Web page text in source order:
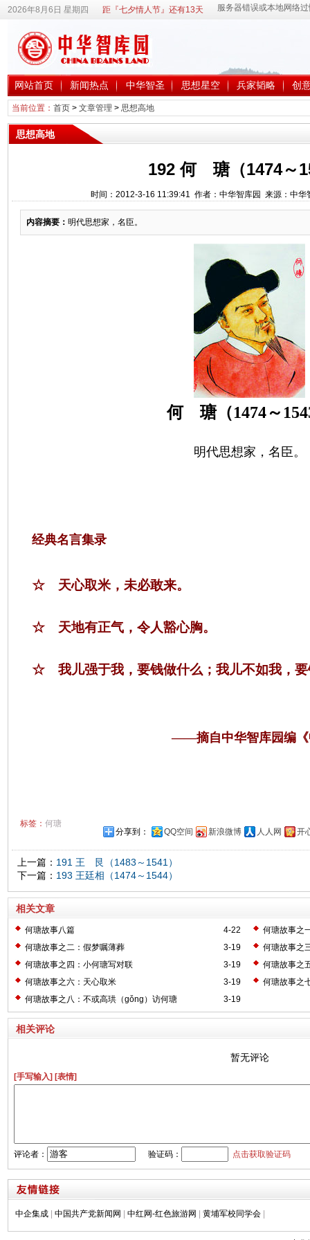
2026年8月6日 星期四 距『七夕情人节』还有13天
网站首页 新闻热点 中华智圣 思想星空 兵家韬略 创
当前位置： 首页> 文章管理 > 思想高地
思想高地
192 何 瑭（1474～
时间：2012-3-16 11:39:41 作者：中华智库园 来源：中华
内容摘要： 明代思想家，名臣。
何 瑭（1474～
明代思想家，名臣。
经典名言集录
☆ 天心取米，未必敢来。
☆ 天地有正气，令人豁心胸。
☆ 我儿强于我，要钱做什么；我儿不如我，要
——摘自中华智库园编《
标签： 何瑭
分享到：
QQ空间 新浪微博 人人网 开
上一篇： 191 王 艮（1483～1541）
下一篇： 193 王廷相（1474～1544）
相关文章
4-22
何瑭故事八篇
何瑭故事之
3-19
何瑭故事之二：假梦嘱薄葬
何瑭故事之
3-19
何瑭故事之四：小何瑭写对联
何瑭故事之
3-19
何瑭故事之六：天心取米
何瑭故事之
3-19
何瑭故事之八：不或高珙（gǒng）访何瑭
相关评论
暂无评论
[手写输入] [表情]
评论者： 验证码： 点击获取验证码
中企集成 中国共产党新闻网 中红网-红色旅游网 黄埔军校同学会